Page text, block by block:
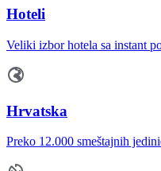
Hoteli
Veliki izbor hotela sa instant
Hrvatska
Preko 12.000 smeštajnih